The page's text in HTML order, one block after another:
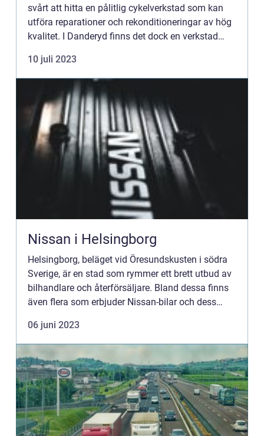
svårt att hitta en pålitlig cykelverkstad som kan
utföra reparationer och rekonditioneringar av hög
kvalitet. I Danderyd finns det dock en verkstad
10 juli 2023
Nissan i Helsingborg
Helsingborg, beläget vid Öresundskusten i södra
Sverige, är en stad som rymmer ett brett utbud av
bilhandlare och återförsäljare. Bland dessa finns
även flera som erbjuder Nissan-bilar och dess
Nissan...
06 juni 2023